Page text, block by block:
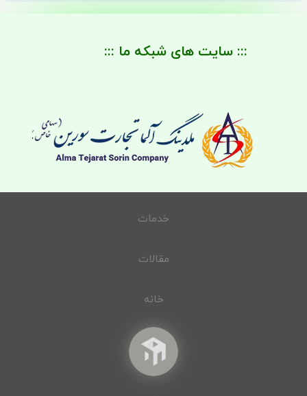
::: سایت های شبکه ما :::
خدمات
مقالات
خانه